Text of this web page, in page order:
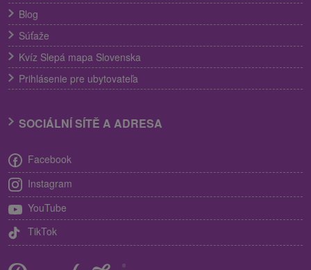
Blog
Súťaže
Kvíz Slepá mapa Slovenska
Prihlásenie pre ubytovateľa
SOCIÁLNÍ SÍTĚ A ADRESA
Facebook
Instagram
YouTube
TikTok